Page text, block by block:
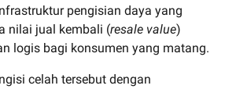
pengisian daya yang
nilai jual kembali (resale value)
logis bagi konsumen yang matang.
celah tersebut dengan